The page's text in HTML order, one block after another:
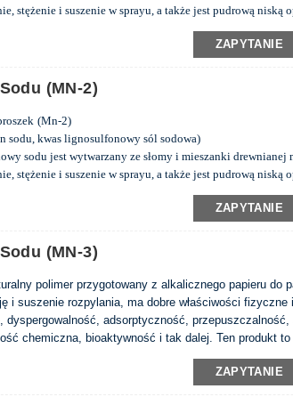
stężenie i suszenie w sprayu, a także jest pudrową niską
ZAPYTANIE
(MN-2)
(Mn-2)
sodu, kwas lignosulfonowy sól sodowa)
sodu jest wytwarzany ze słomy i mieszanki drewnianej
stężenie i suszenie w sprayu, a także jest pudrową niską
ZAPYTANIE
(MN-3)
polimer przygotowany z alkalicznego papieru do
i suszenie rozpylania, ma dobre właściwości
dyspergowalność, adsorptyczność, przepuszczalność,
chemiczna, bioaktywność i tak dalej. Ten produkt
ZAPYTANIE